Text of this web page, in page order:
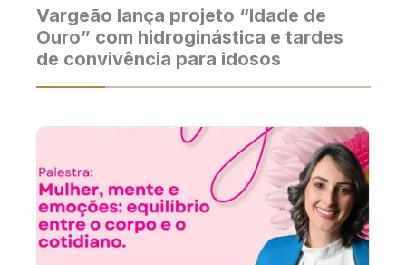
Vargeão lança projeto “Idade de
Ouro” com hidroginástica e tardes
de convivência para idosos